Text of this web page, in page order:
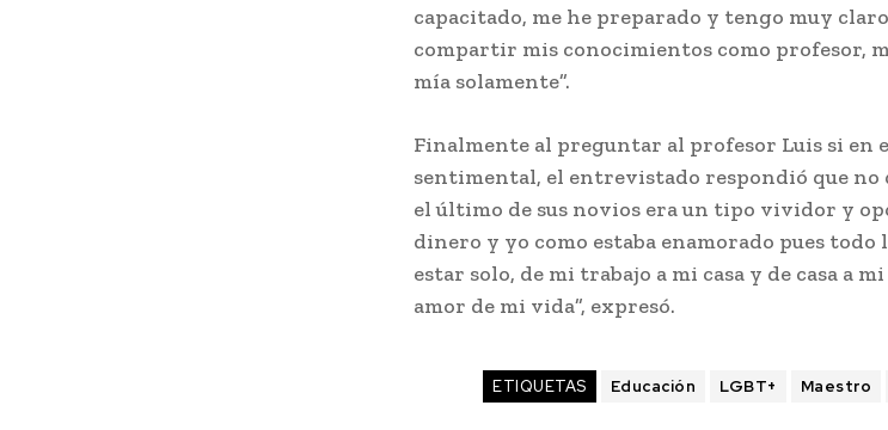
capacitado, me he preparado y tengo muy
compartir mis conocimientos como profesor,
mía solamente”.
Finalmente al preguntar al profesor Luis si en
sentimental, el entrevistado respondió que no
el último de sus novios era un tipo vividor y
dinero y yo como estaba enamorado pues todo
estar solo, de mi trabajo a mi casa y de casa a
amor de mi vida”, expresó.
ETIQUETAS Educación LGBT+ Maestro